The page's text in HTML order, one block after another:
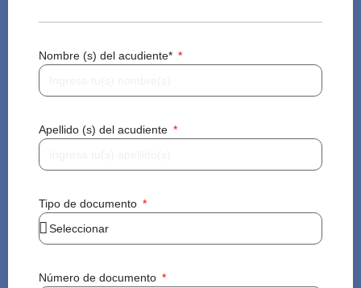
Nombre (s) del acudiente*
Apellido (s) del acudiente
Tipo de documento
Número de documento